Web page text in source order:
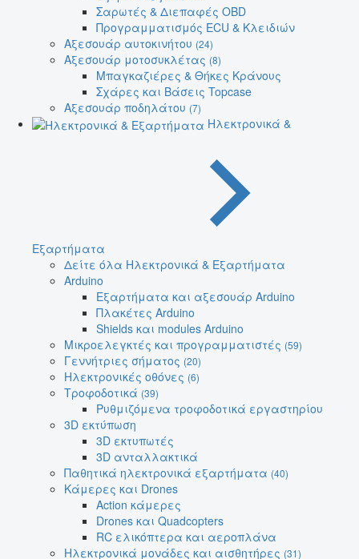
Σαρωτές & Διεπαφές OBD
Προγραμματισμός ECU & Κλειδιών
Αξεσουάρ αυτοκινήτου (24)
Αξεσουάρ μοτοσυκλέτας (8)
Μπαγκαζιέρες & Θήκες Κράνους
Σχάρες και Βάσεις Topcase
Αξεσουάρ ποδηλάτου (7)
Ηλεκτρονικά &
Εξαρτήματα
Δείτε όλα Ηλεκτρονικά & Εξαρτήματα
Arduino
Εξαρτήματα και αξεσουάρ Arduino
Πλακέτες Arduino
Shields και modules Arduino
Μικροελεγκτές και προγραμματιστές (59)
Γεννήτριες σήματος (20)
Ηλεκτρονικές οθόνες (6)
Τροφοδοτικά (39)
Ρυθμιζόμενα τροφοδοτικά εργαστηρίου
3D εκτύπωση
3D εκτυπωτές
3D ανταλλακτικά
Παθητικά ηλεκτρονικά εξαρτήματα (40)
Κάμερες και Drones
Action κάμερες
Drones και Quadcopters
RC ελικόπτερα και αεροπλάνα
Ηλεκτρονικά μονάδες και αισθητήρες (31)